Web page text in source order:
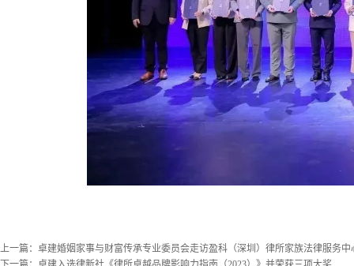
上一篇： 卓建婚姻家事与财富传承专业委员会走访盈科（深圳）律所家族法律服务中